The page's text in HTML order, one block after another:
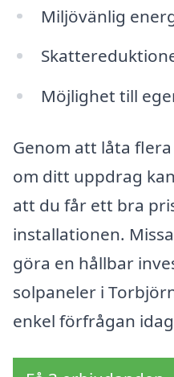
Miljövänlig
Möjlighet till
Genom att låta
om ditt uppdrag
att du får ett bra
installationen.
göra en hållbar
solpaneler i
enkel förfrågan